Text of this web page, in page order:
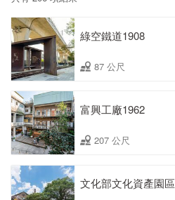
綠空鐵道1908
87 公尺
富興工廠1962
207 公尺
文化部文化資產園區